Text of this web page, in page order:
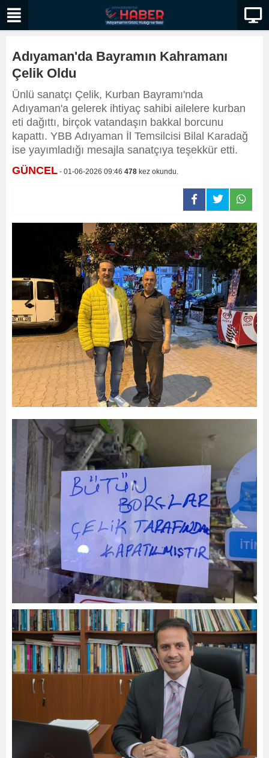
Adıyaman'da Bayramın Kahramanı
Çelik Oldu
Ünlü sanatçı Çelik, Kurban Bayramı'nda
Adıyaman'a gelerek ihtiyaç sahibi ailelere kurban
eti dağıttı, birçok vatandaşın bakkal borcunu
kapattı. YBB Adıyaman İl Temsilcisi Bilal Karadağ
ise yayımladığı mesajla sanatçıya teşekkür etti.
GÜNCEL - 01-06-2026 09:46 478 kez okundu.